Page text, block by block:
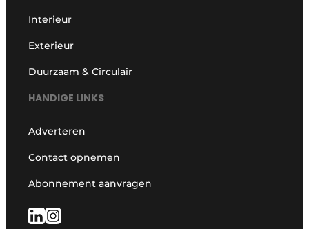
Interieur
Exterieur
Duurzaam & Circulair
HANDIGE LINKS
Adverteren
Contact opnemen
Abonnement aanvragen